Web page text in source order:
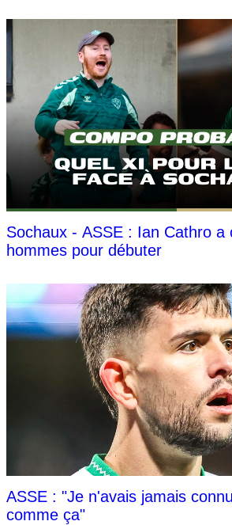
Sochaux - ASSE : Ian Cathro a
hommes pour débuter
ASSE : "Je n'avais jamais
comme ça"